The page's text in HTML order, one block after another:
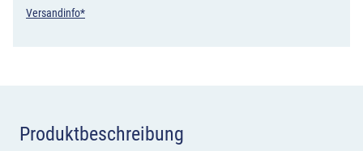
Versandinfo*
Produktbeschreibung